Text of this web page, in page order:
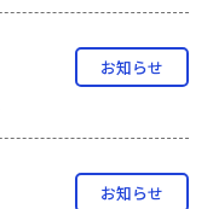
お知らせ
お知らせ